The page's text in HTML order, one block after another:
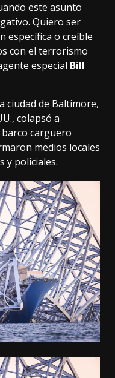
este asunto
Quiero ser
específica o creíble
con el terrorismo
especial Bill
ciudad de Baltimore,
colapsó a
barco carguero
medios locales
y policiales.